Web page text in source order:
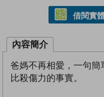
借閱實
內容簡介
爸媽不再相愛，一句
比殺傷力的事實。